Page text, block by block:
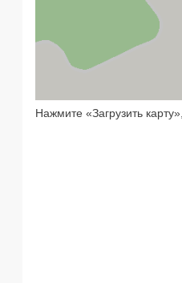
Нажмите «Загрузить